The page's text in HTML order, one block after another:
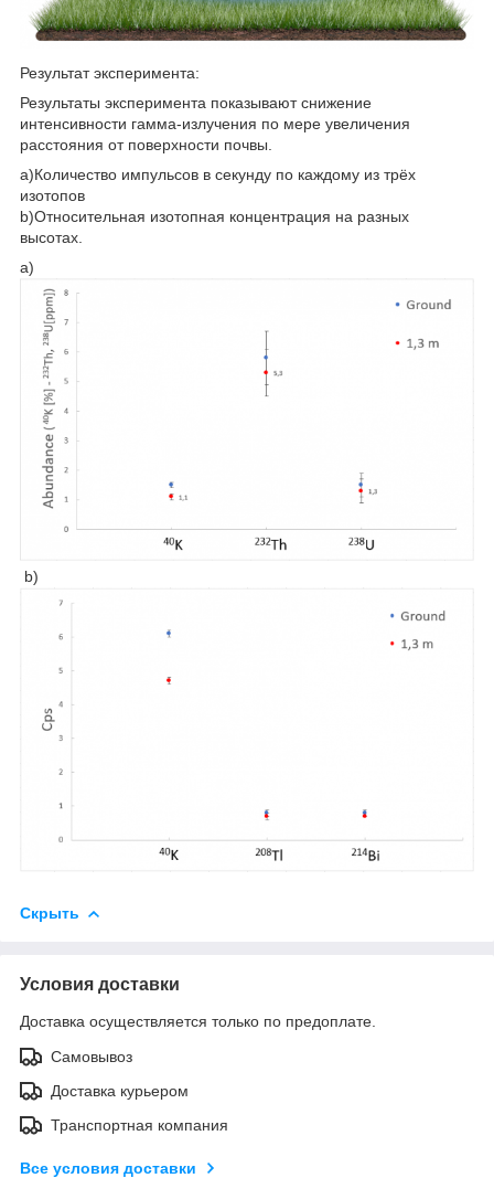
Результат эксперимента:
Результаты эксперимента показывают снижение
интенсивности гамма-излучения по мере увеличения
расстояния от поверхности почвы.
a)Количество импульсов в секунду по каждому из трёх
изотопов
b)Относительная изотопная концентрация на разных
высотах.
a)
b)
Скрыть
Условия доставки
Доставка осуществляется только по предоплате.
Самовывоз
Доставка курьером
Транспортная компания
Все условия доставки